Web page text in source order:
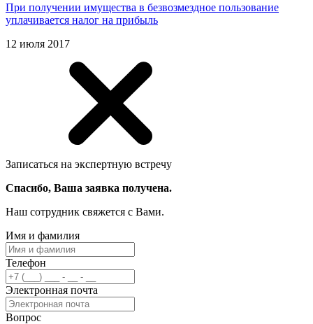
При получении имущества в безвозмездное пользование
уплачивается налог на прибыль
12 июля 2017
Записаться на экспертную встречу
Спасибо, Ваша заявка получена.
Наш сотрудник свяжется с Вами.
Имя и фамилия
Телефон
Электронная почта
Вопрос